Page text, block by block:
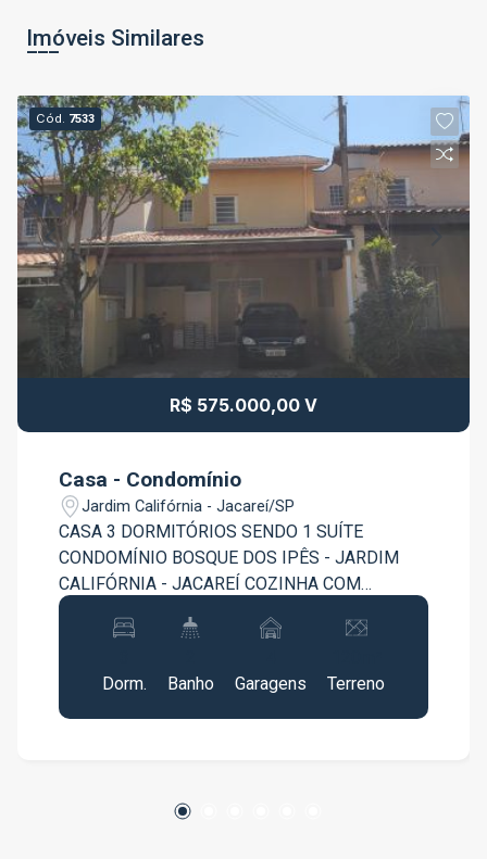
Imóveis Similares
Cód. 7533
R$ 575.000,00 V
Casa - Condomínio
Jardim Califórnia - Jacareí/SP
CASA 3 DORMITÓRIOS SENDO 1 SUÍTE
CONDOMÍNIO BOSQUE DOS IPÊS - JARDIM
CALIFÓRNIA - JACAREÍ COZINHA COM
ARMÁRIOS PISO PORCELANATO ESCRITÓRIO
COM ARMÁRIOS VENTILADOR DE TETO AR
Dorm.
Banho
Garagens
Terreno